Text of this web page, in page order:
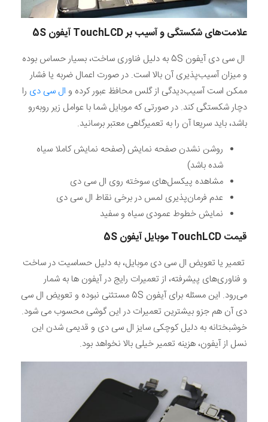
علامت‌های شکستگی و آسیب بر TouchLCD آیفون5S
ال سی دی آیفون 5S به دلیل فناوری ساخت، بسیار حساس بوده
و میزان آسیب‌پذیری آن بالا است. در صورت اعمال ضربه یا فشار
ممکن است آسیب‌دیدگی از گلس محافظ عبور کرده و ال سی دی را
دچار شکستگی کند. در صورتی که موبایل شما با عوامل زیر روبه‌رو
باشد، باید سریعا آن را به تعمیرگاهی معتبر برسانید.
روشن نشدن صفحه نمایش (صفحه نمایش کاملا سیاه
شده باشد)
مشاهده پیکسل‌های سوخته روی ال سی دی
عدم فرمان‌پذیری لمس در برخی نقاط ال سی دی
نمایش خطوط عمودی سیاه و سفید
قیمت TouchLCD موبایل آیفون5S
تعمیر یا تعویض ال سی دی موبایل، به دلیل حساسیت در ساخت
و فناوری‌های پیشرفته، از تعمیرات رایج در آیفون ها به شمار
می‌رود. این مسئله برای آیفون 5S مستثنی نبوده و تعویض ال سی
دی آن هم جزو بیشترین تعمیرات در این گوشی محسوب می شود.
خوشبختانه به دلیل کوچکی سایز ال سی دی و قدیمی شدن این
نسل از آیفون، هزینه تعمیر خیلی بالا نخواهد بود.